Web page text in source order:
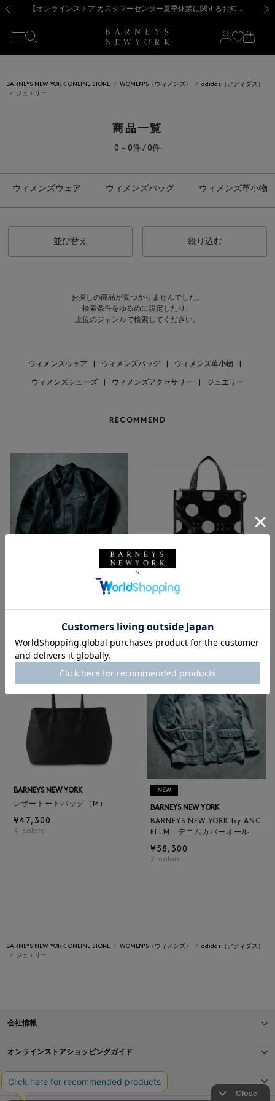
新規登録のお客様も対象！＜MY BARNEYS＞会員のお客様は11,000円（税込）以上のお買上げで常時送料無料！お買い物の際は会員登録を！
【夏季休業に伴う出荷一時停止のお知らせ】(2026.8.7) 【オンラインストア カスタマーセンター夏季休業に関するお知らせ】（2026.8.7）
【夏季休業に伴う返品・交換承り一時停止のお知らせ】（2026.8.5）
熊本県を中心とした地震の影響によるお荷物のお届けについて
【開催中】SUMMER SALEのご案内・ご注意事項 新規登録のお客様も対象！＜MY BARNEYS＞会員のお客様は11,000円（税込）以上のお買上げで常時送料無料！お買い物の際は会員登録を！
【夏季休業に伴う出荷一時停止のお知らせ】(2026.8.7)
BARNEYS NEW YORK ONLINE STORE WOMEN'S（ウィメンズ）
adidas（アディダス）
ジュエリー
商品一覧
0 - 0件 / 0件
ウィメンズウェア ウィメンズバッグ ウィメンズ革小物
並び替え 絞り込む
お探しの商品が見つかりませんでした。
検索条件をゆるめに設定したり、
上位のジャンルで検索してください。
ウィメンズウェア ウィメンズバッグ ウィメンズ革小物
ウィメンズシューズ ウィメンズアクセサリー ジュエリー
RECOMMEND
ELLM ホースレザーブルゾン
¥165,000
NEW
グ／ドット柄
¥6,600
BARNEYS NEW YORK
レザートートバッグ（M）
¥47,300
4 colors
NEW
BARNEYS NEW YORK
BARNEYS NEW YORK by ANC
ELLM デニムカバーオール
¥58,300
2 colors
BARNEYS NEW YORK ONLINE STORE WOMEN'S（ウィメンズ）
adidas（アディダス）
ジュエリー
会社情報
オンラインストアショッピングガイド
店舗情報